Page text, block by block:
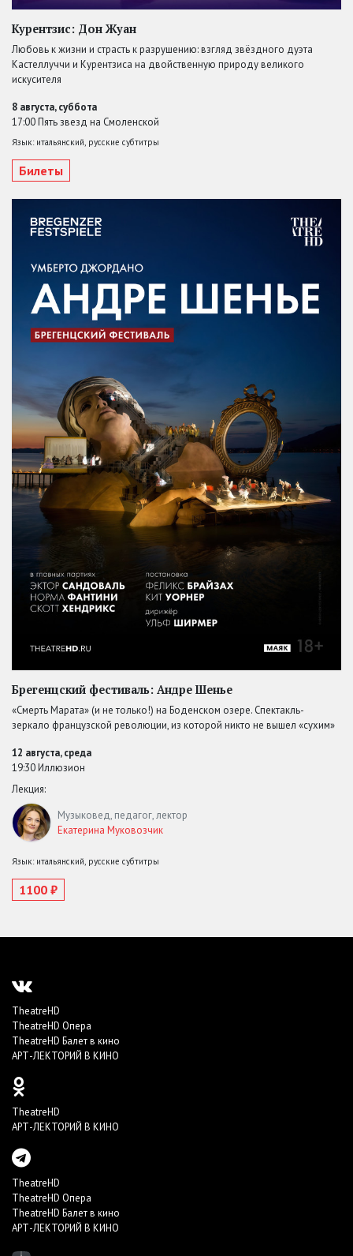
Курентзис: Дон Жуан
Любовь к жизни и страсть к разрушению: взгляд звёздного дуэта
Кастеллуччи и Курентзиса на двойственную природу великого
искусителя
8 августа, суббота
17:00 Пять звезд на Смоленской
Язык: итальянский, русские субтитры
Билеты
Брегенцский фестиваль: Андре Шенье
«Смерть Марата» (и не только!) на Боденском озере. Спектакль-
зеркало французской революции, из которой никто не вышел «сухим»
12 августа, среда
19:30 Иллюзион
Лекция:
Музыковед, педагог, лектор
Екатерина Муковозчик
Язык: итальянский, русские субтитры
1100 ₽
TheatreHD
TheatreHD Опера
TheatreHD Балет в кино
АРТ-ЛЕКТОРИЙ В КИНО
TheatreHD
АРТ-ЛЕКТОРИЙ В КИНО
TheatreHD
TheatreHD Опера
TheatreHD Балет в кино
АРТ-ЛЕКТОРИЙ В КИНО